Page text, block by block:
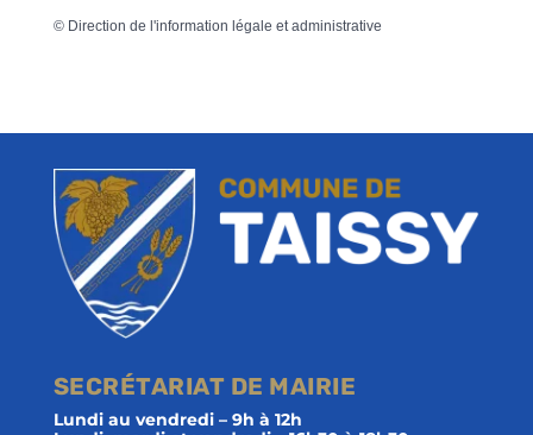
© Direction de l'information légale et administrative
SECRÉTARIAT DE MAIRIE
Lundi au vendredi – 9h à 12h